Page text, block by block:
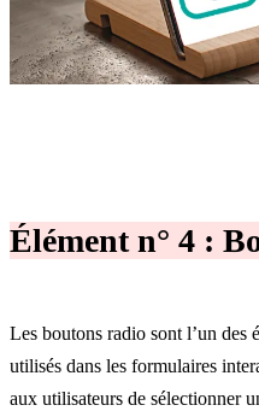
Élément n° 4 :
Les boutons radio sont l’un des
utilisés dans les formulaires
aux utilisateurs de sélectionner